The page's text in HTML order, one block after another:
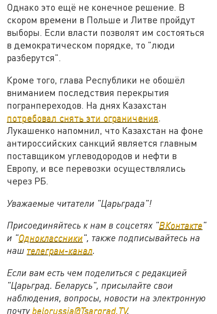
Однако это ещё не конечное решение. В
скором времени в Польше и Литве пройдут
выборы. Если власти позволят им состояться
в демократическом порядке, то "люди
разберутся".
Кроме того, глава Республики не обошёл
вниманием последствия перекрытия
погранпереходов. На днях Казахстан
потребовал снять эти ограничения.
Лукашенко напомнил, что Казахстан на фоне
антироссийских санкций является главным
поставщиком углеводородов и нефти в
Европу, и все перевозки осуществлялись
через РБ.
Уважаемые читатели "Царьграда"!
Присоединяйтесь к нам в соцсетях "ВКонтакте"
и "Одноклассники", также подписывайтесь на
наш телеграм-канал.
Если вам есть чем поделиться с редакцией
"Царьград. Беларусь", присылайте свои
наблюдения, вопросы, новости на электронную
почту belorussia@Tsargrad.TV.